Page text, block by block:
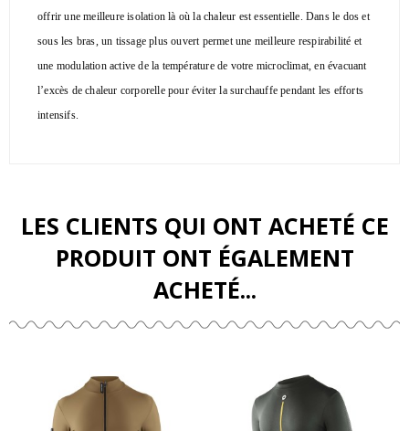
offrir une meilleure isolation là où la chaleur est essentielle. Dans le dos et
sous les bras, un tissage plus ouvert permet une meilleure respirabilité et
une modulation active de la température de votre microclimat, en évacuant
l’excès de chaleur corporelle pour éviter la surchauffe pendant les efforts
intensifs.
LES CLIENTS QUI ONT ACHETÉ CE
PRODUIT ONT ÉGALEMENT
ACHETÉ...